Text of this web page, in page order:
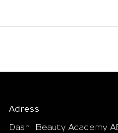
Adress
Dashl Beauty Academy